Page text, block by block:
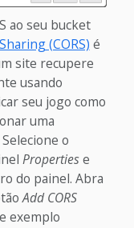
ao seu bucket
(CORS) é
site recupere
usando
seu jogo como
uma
Selecione o
Propertiese
do painel. Abra
Add CORS
exemplo